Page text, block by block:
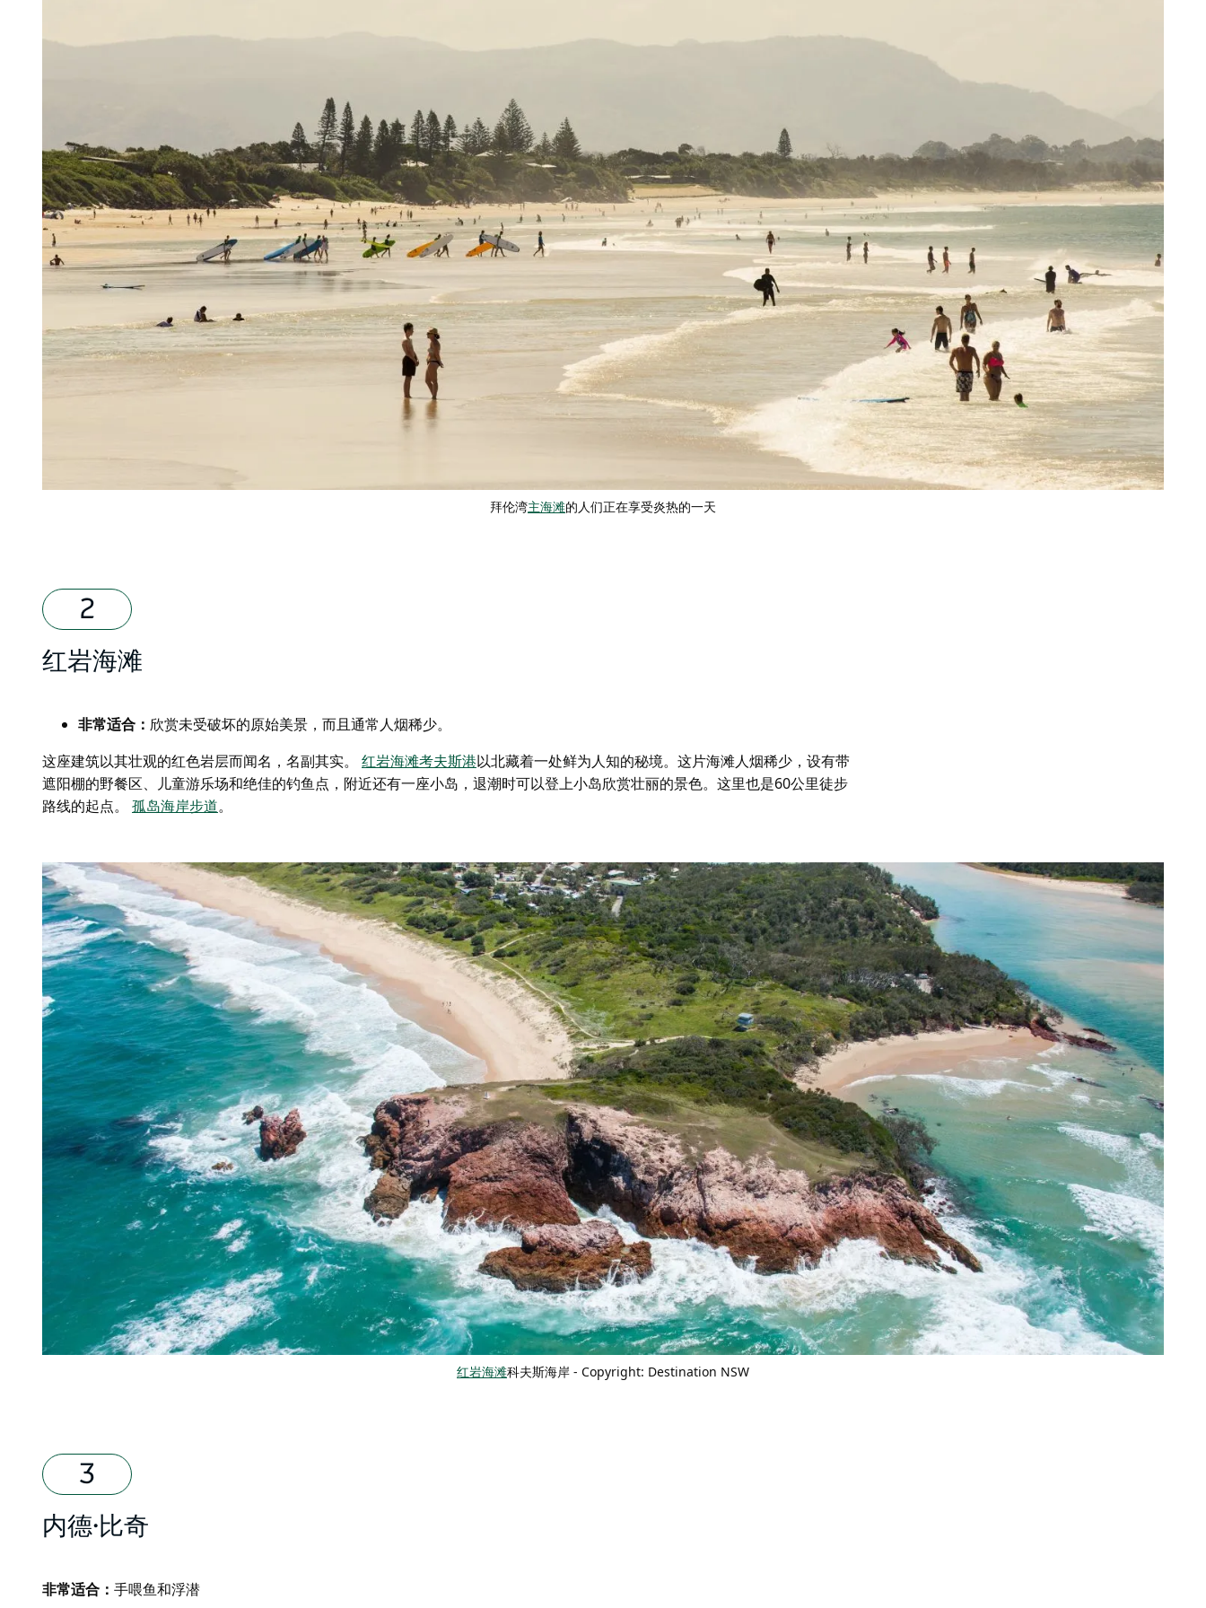
拜伦湾主海滩的人们正在享受炎热的一天
红岩海滩
非常适合： 欣赏未受破坏的原始美景，而且通常人烟稀少。
这座建筑以其壮观的红色岩层而闻名，名副其实。 红岩海滩考夫斯港以北藏着一处鲜为人知的秘境。这片海滩人烟稀少，设有带
遮阳棚的野餐区、儿童游乐场和绝佳的钓鱼点，附近还有一座小岛，退潮时可以登上小岛欣赏壮丽的景色。这里也是60公里徒步
路线的起点。 孤岛海岸步道。
红岩海滩科夫斯海岸 - Copyright: Destination NSW
内德·比奇
非常适合： 手喂鱼和浮潜